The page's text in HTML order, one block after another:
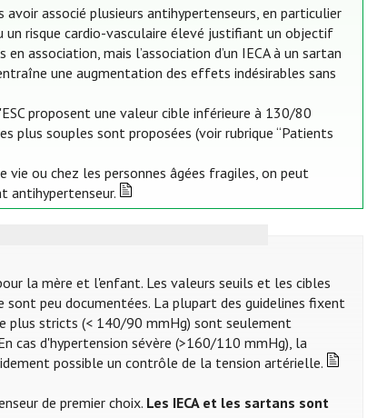
associé plusieurs antihypertenseurs, en particulier
risque cardio-vasculaire élevé justifiant un objectif
association, mais l’association d’un IECA à un sartan
une augmentation des effets indésirables sans
proposent une valeur cible inférieure à 130/80
plus souples sont proposées (voir rubrique “Patients
ou chez les personnes âgées fragiles, on peut
antihypertenseur.
la mère et l'enfant. Les valeurs seuils et les cibles
peu documentées. La plupart des guidelines fixent
plus stricts (< 140/90 mmHg) sont seulement
cas d'hypertension sévère (>160/110 mmHg), la
possible un contrôle de la tension artérielle.
de premier choix. Les IECA et les sartans sont